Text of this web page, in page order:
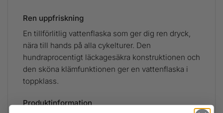
Ren uppfriskning
En tillförlitlig vattenflaska som ger dig ren dryck,
nära till hands på alla cykelturer. Den
hundraprocentigt läckagesäkra konstruktionen och
den sköna klämfunktionen ger en vattenflaska i
toppklass.
Produktinformation